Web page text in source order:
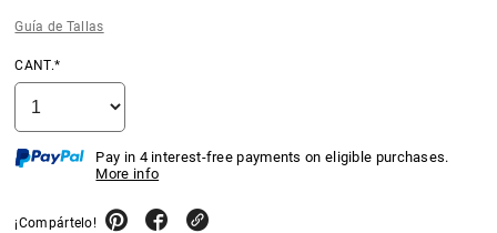
Guía de Tallas
CANT.*
Pay in 4 interest-free payments on eligible purchases.
More info
¡Compártelo!